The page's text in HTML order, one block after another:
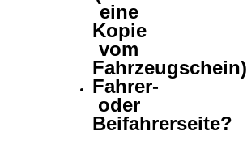
eine
Kopie
vom
Fahrzeugschein)
Fahrer-
oder
Beifahrerseite?